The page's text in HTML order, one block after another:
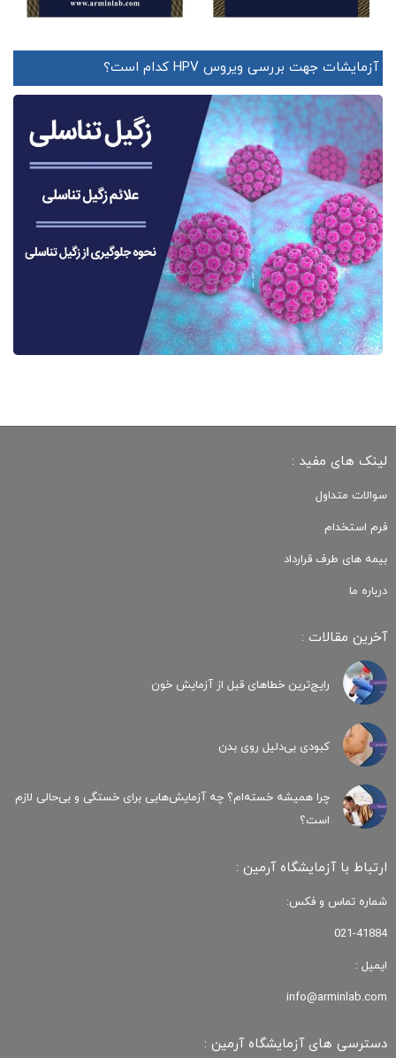
آزمایشات جهت بررسی ویروس HPV کدام است؟
لینک های مفید :
سوالات متداول
فرم استخدام
بیمه های طرف قرارداد
درباره ما
آخرین مقالات :
رایج‌ترین خطاهای قبل از آزمایش خون
کبودی‌ بی‌دلیل روی بدن
چرا همیشه خسته‌ام؟ چه آزمایش‌هایی برای خستگی و بی‌حالی لازم
است؟
ارتباط با آزمایشگاه آرمین :
شماره تماس و فکس:
021-41884
ایمیل :
info@arminlab.com
دسترسی های آزمایشگاه آرمین :